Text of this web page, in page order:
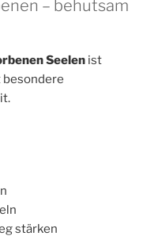
– behutsam
Seelen ist
besondere
stärken